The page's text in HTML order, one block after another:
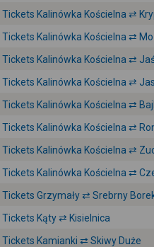
Tickets Kalinówka Kościelna ⇄
Tickets Kalinówka Kościelna ⇄
Tickets Kalinówka Kościelna ⇄
Tickets Kalinówka Kościelna ⇄
Tickets Kalinówka Kościelna ⇄
Tickets Kalinówka Kościelna ⇄
Tickets Kalinówka Kościelna ⇄
Tickets Kalinówka Kościelna ⇄
Tickets Grzymały ⇄ Srebrny
Tickets Kąty ⇄ Kisielnica
Tickets Kamianki ⇄ Skiwy Duże